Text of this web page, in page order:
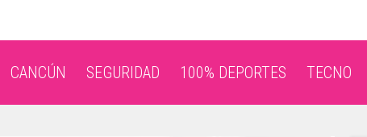
CANCÚN SEGURIDAD 100% DEPORTES TECNO